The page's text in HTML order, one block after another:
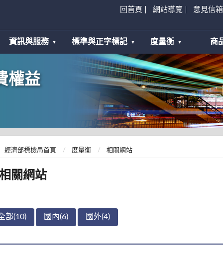
回首頁 網站導覽 意見信箱
資訊與服務 標準與正字標記 度量衡 商
權益
經濟部標檢局首頁 度量衡 相關網站
關網站
部(10) 國內(6) 國外(4)